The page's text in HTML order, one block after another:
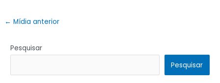
← Mídia anterior
Pesquisar
Pesquisar